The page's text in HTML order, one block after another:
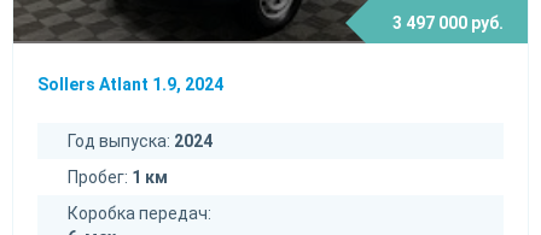
3 497 000 руб.
Sollers Atlant 1.9, 2024
Год выпуска: 2024
Пробег: 1 км
Коробка передач: